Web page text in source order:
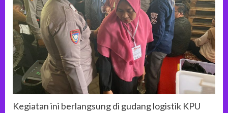
Kegiatan ini berlangsung di gudang logistik KPU